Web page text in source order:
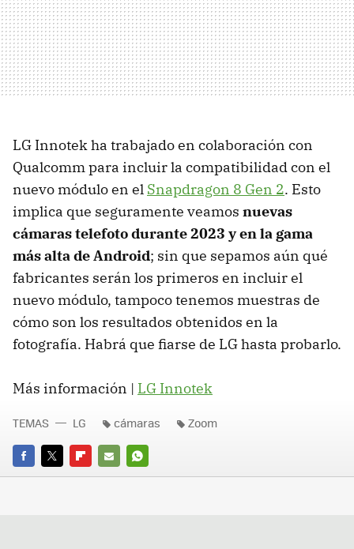
LG Innotek ha trabajado en colaboración con
Qualcomm para incluir la compatibilidad con el
nuevo módulo en el Snapdragon 8 Gen 2. Esto
implica que seguramente veamos nuevas
cámaras telefoto durante 2023 y en la gama
más alta de Android; sin que sepamos aún qué
fabricantes serán los primeros en incluir el
nuevo módulo, tampoco tenemos muestras de
cómo son los resultados obtenidos en la
fotografía. Habrá que fiarse de LG hasta probarlo.
Más información | LG Innotek
FACEBOOK
TWITTERFLIPBOARD
E-
WHATSAPP
TEMAS LG cámaras Zoom